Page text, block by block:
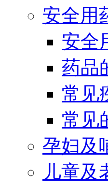
安全用
安全
药品
常见
常见
孕妇及
儿童及